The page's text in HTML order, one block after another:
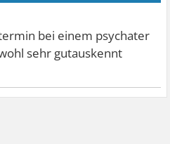
bei einem psychater
sehr gutauskennt